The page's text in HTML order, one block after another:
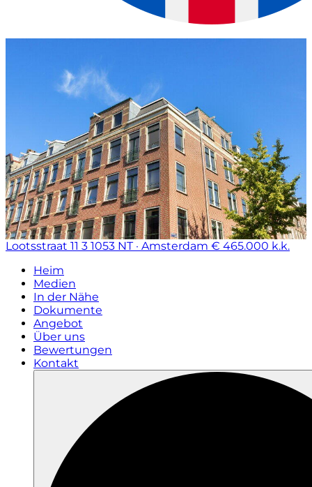
Lootsstraat 11 3 1053 NT · Amsterdam € 465.000 k.k.
Heim
Medien
In der Nähe
Dokumente
Angebot
Über uns
Bewertungen
Kontakt